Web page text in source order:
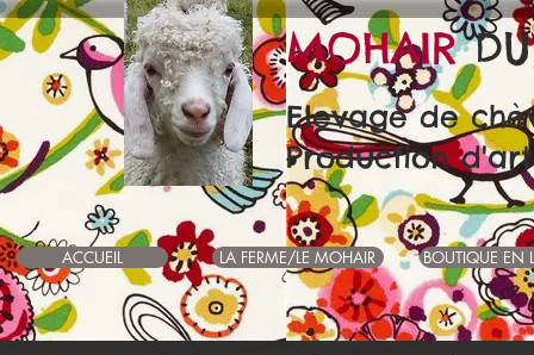
MOHAIR
Elevage de
Production
ACCUEIL LA FERME/LE MOHAIR BOUTIQUE EN